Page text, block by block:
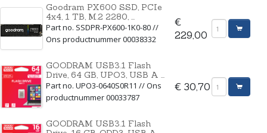
Goodram PX600 SSD, PCIe
4x4, 1 TB, M.2 2280, ...
Part no. SSDPR-PX600-1K0-80 //
Ons productnummer 00038332
€
229,00
GOODRAM USB3.1 Flash
Drive, 64 GB, UPO3, USB A ...
Part no. UPO3-0640S0R11 // Ons
productnummer 00033787
€ 30,70
GOODRAM USB3.1 Flash